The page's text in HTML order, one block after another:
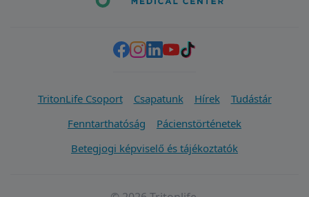
TritonLife Csoport Csapatunk Hírek
Tudástár
Fenntarthatóság
Pácienstörténetek
Betegjogi képviselő és tájékoztatók